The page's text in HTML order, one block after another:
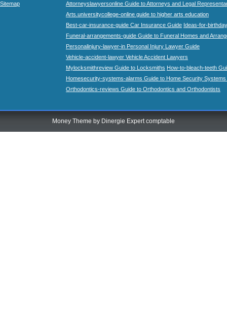
Sitemap
Attorneyslawyersonline Guide to Attorneys and Legal
Arts.universitycollege-online guide to higher arts education
Best-car-insurance-guide Car Insurance Guide Ideas-for-
Funeral-arrangements-guide Guide to Funeral Homes and
Personalinjury-lawyer-in Personal Injury Lawyer Guide
Vehicle-accident-lawyer Vehicle Accident Lawyers
Mylocksmithreview Guide to Locksmiths How-to-bleach-teeth
Homesecurity-systems-alarms Guide to Home Security Systems
Orthodontics-reviews Guide to Orthodontics and Orthodontists
Money Theme by Dinergie Expert comptable